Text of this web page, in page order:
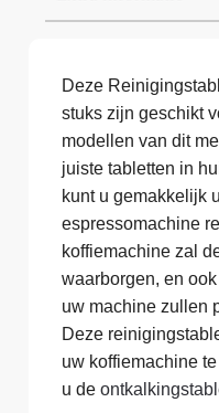
Deze
stuks zijn geschikt
modellen van dit
juiste tabletten in
kunt u gemakkelijk
espressomachine
koffiemachine zal
waarborgen, en
uw machine zullen
Deze
uw koffiemachine
u de